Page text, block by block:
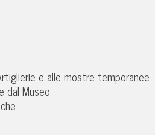
e alle mostre temporanee
dal Museo